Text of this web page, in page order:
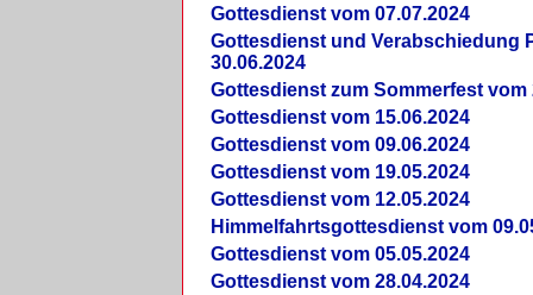
Gottesdienst vom 07.07.2024
Gottesdienst und Verabschiedung
30.06.2024
Gottesdienst zum Sommerfest vom
Gottesdienst vom 15.06.2024
Gottesdienst vom 09.06.2024
Gottesdienst vom 19.05.2024
Gottesdienst vom 12.05.2024
Himmelfahrtsgottesdienst vom
Gottesdienst vom 05.05.2024
Gottesdienst vom 28.04.2024